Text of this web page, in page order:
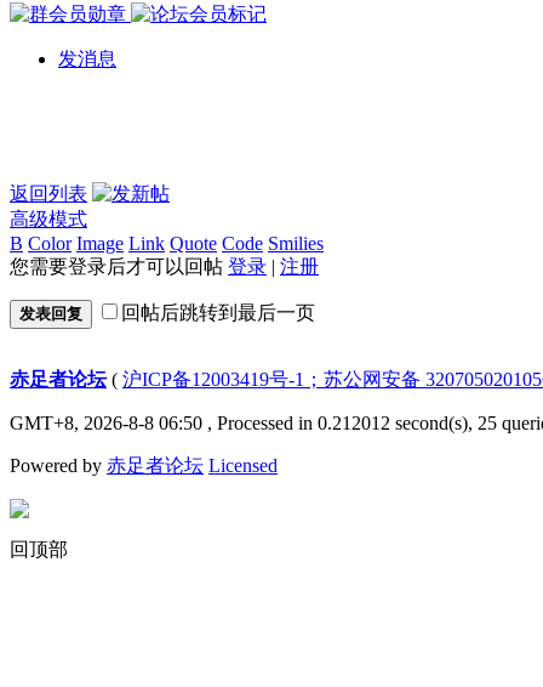
发消息
返回列表
高级模式
B Color Image Link Quote Code Smilies
您需要登录后才可以回帖 登录 | 注册
发表回复 回帖后跳转到最后一页
赤足者论坛( 沪ICP备12003419号-1；苏公网安备
GMT+8, 2026-8-8 06:50 , Processed in 0.212012 second(s), 25
Powered by 赤足者论坛 Licensed
回顶部